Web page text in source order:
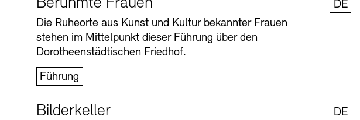
Die Ruheorte aus Kunst und Kultur bekannter Frauen
stehen im Mittelpunkt dieser Führung über den
Dorotheenstädtischen Friedhof.
Führung
DE
Bilderkeller
DE